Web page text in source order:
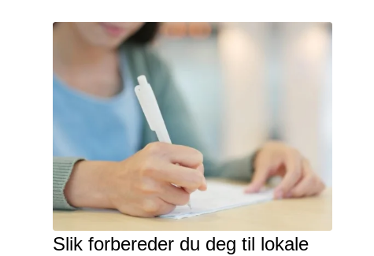
Slik forbereder du deg til lokale